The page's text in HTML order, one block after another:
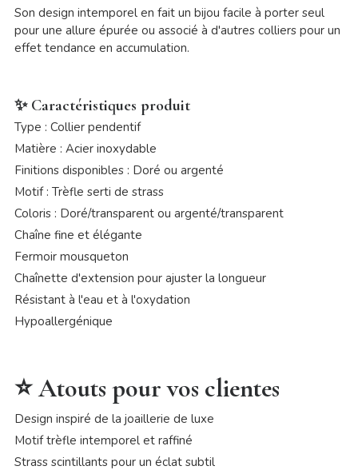
Son design intemporel en fait un bijou facile à porter seul
pour une allure épurée ou associé à d'autres colliers pour un
effet tendance en accumulation.
✨ Caractéristiques produit
Type : Collier pendentif
Matière : Acier inoxydable
Finitions disponibles : Doré ou argenté
Motif : Trèfle serti de strass
Coloris : Doré/transparent ou argenté/transparent
Chaîne fine et élégante
Fermoir mousqueton
Chaînette d'extension pour ajuster la longueur
Résistant à l'eau et à l'oxydation
Hypoallergénique
⭐ Atouts pour vos clientes
Design inspiré de la joaillerie de luxe
Motif trèfle intemporel et raffiné
Strass scintillants pour un éclat subtil